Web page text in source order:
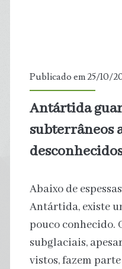
Publicado em 25/10/
Antártida
subterrâneos
Abaixo de
Antártida, existe
pouco conhecido.
subglaciais,
vistos, fazem